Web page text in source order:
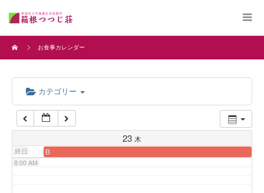
お食事カレンダー
カテゴリー
23 木
終日 B
4:00 AM
6:00 AM
7:00 AM
8:00 AM